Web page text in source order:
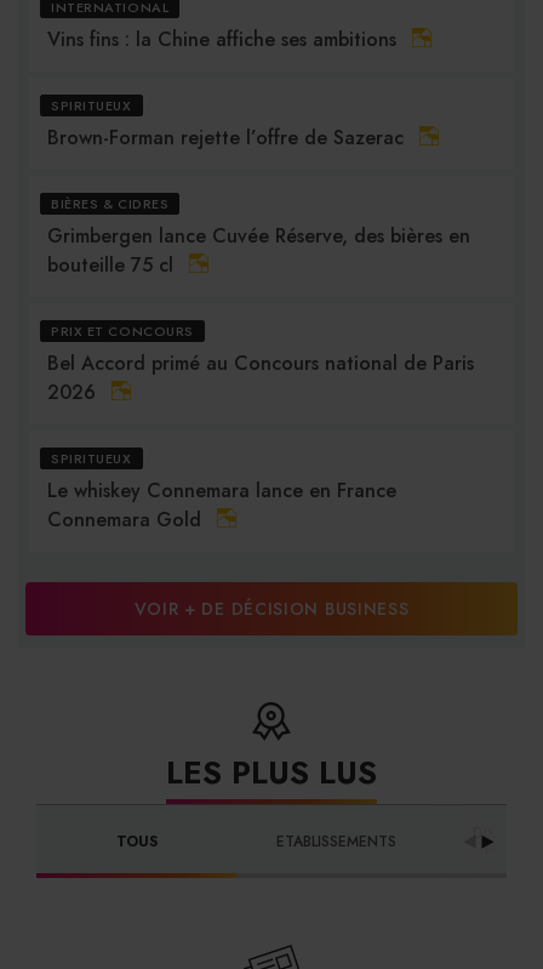
INTERNATIONAL
Vins fins : la Chine affiche ses ambitions
SPIRITUEUX
Brown-Forman rejette l’offre de Sazerac
BIÈRES & CIDRES
Grimbergen lance Cuvée Réserve, des bières en
bouteille 75 cl
PRIX ET CONCOURS
Bel Accord primé au Concours national de Paris
2026
SPIRITUEUX
Le whiskey Connemara lance en France
Connemara Gold
VOIR + DE DÉCISION BUSINESS
LES PLUS LUS
TOUS ETABLISSEMENTS